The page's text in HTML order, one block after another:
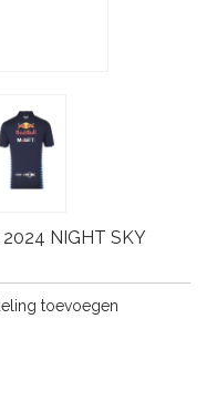
NIGHT SKY
toevoegen